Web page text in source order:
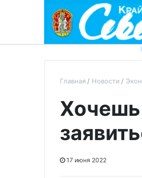
Главная Новости
17 июня 2022